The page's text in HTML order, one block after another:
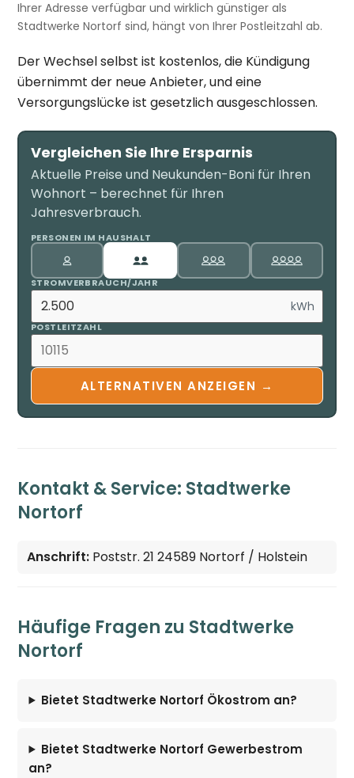
Ihrer Adresse verfügbar und wirklich günstiger als
Stadtwerke Nortorf sind, hängt von Ihrer Postleitzahl ab.
Der Wechsel selbst ist kostenlos, die Kündigung
übernimmt der neue Anbieter, und eine
Versorgungslücke ist gesetzlich ausgeschlossen.
Vergleichen Sie Ihre Ersparnis
Aktuelle Preise und Neukunden-Boni für Ihren
Wohnort – berechnet für Ihren
Jahresverbrauch.
PERSONEN IM HAUSHALT
STROMVERBRAUCH/JAHR
kWh
POSTLEITZAHL
ALTERNATIVEN ANZEIGEN →
Kontakt & Service: Stadtwerke
Nortorf
Anschrift: Poststr. 21 24589 Nortorf / Holstein
Häufige Fragen zu Stadtwerke
Nortorf
Bietet Stadtwerke Nortorf Ökostrom an?
Bietet Stadtwerke Nortorf Gewerbestrom
an?